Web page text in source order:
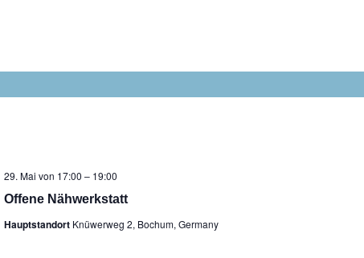
Offene Nähwerkstatt
29. Mai von 17:00 – 19:00
Hauptstandort Knüwerweg 2, Bochum, Germany